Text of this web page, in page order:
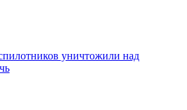
уничтожили над